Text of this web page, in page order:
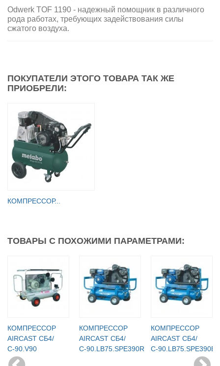
Odwerk TOF 1190 - надежный помощник в различного
рода работах, требующих задействования силы
сжатого воздуха.
ПОКУПАТЕЛИ ЭТОГО ТОВАРА ТАК ЖЕ
ПРИОБРЕЛИ:
КОМПРЕССОР...
ТОВАРЫ С ПОХОЖИМИ ПАРАМЕТРАМИ:
КОМПРЕССОР
AIRCAST СБ4/
С-90.V90
КОМПРЕССОР
AIRCAST СБ4/
С-90.LB75.SPE390R
КОМПРЕССОР
AIRCAST СБ4/
С-90.LB75.SPE390E